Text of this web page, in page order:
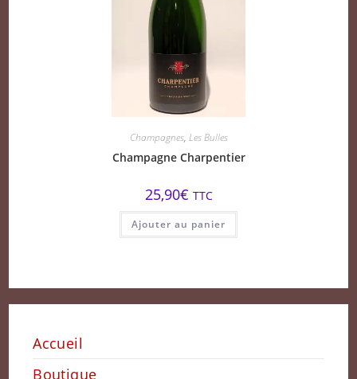
Champagnes, Les Bulles
Champagne Charpentier
25,90€ TTC
Ajouter au panier
Accueil
Boutique